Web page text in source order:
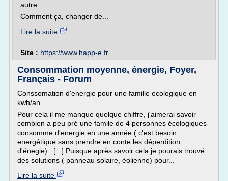
autre.
Comment ça, changer de...
Lire la suite
Site : https://www.happ-e.fr
Consommation moyenne, énergie, Foyer,
Français - Forum
Conssomation d'energie pour une famille ecologique en
kwh/an
Pour cela il me manque quelque chiffre, j'aimerai savoir
combien a peu pré une famile de 4 personnes écologiques
consomme d'energie en une année ( c'est besoin
energétique sans prendre en conte les déperdition
d'énegie). [...] Puisque après savoir cela je pourais trouvé
des solutions ( panneau solaire, éolienne) pour...
Lire la suite